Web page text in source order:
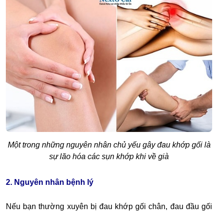
Một trong những nguyên nhân chủ yếu gây đau khớp gối là
sự lão hóa các sụn khớp khi về già
2. Nguyên nhân bệnh lý
Nếu bạn thường xuyên bị đau khớp gối chân, đau đầu gối